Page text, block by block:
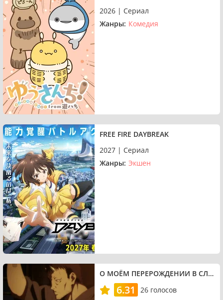
2026 | Сериал
Жанры: Комедия
FREE FIRE DAYBREAK
2027 | Сериал
Жанры: Экшен
О МОЁМ ПЕРЕРОЖДЕНИИ В СЛИЗЬ: АЛЫЕ УЗЫ — СПЕЦВЫПУСКИ
6.31
26 голосов